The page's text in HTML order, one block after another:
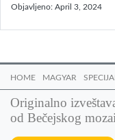
Objavljeno: April 3, 2024
HOME MAGYAR
Originalno
od Bečejskog